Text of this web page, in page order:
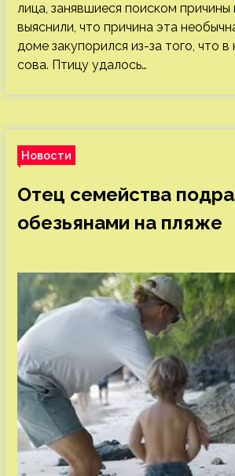
лица, занявшиеся поиском причины
выяснили, что причина эта
доме закупорился из-за того, что в
сова. Птицу удалось…
Новости
Отец семейства
обезьянами на пляже